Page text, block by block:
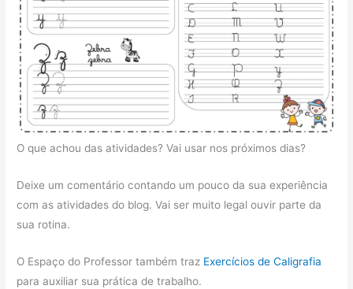
O que achou das atividades? Vai usar nos próximos dias?
Deixe um comentário contando um pouco da sua experiência
com as atividades do blog. Vai ser muito legal ouvir parte da
sua rotina.
O Espaço do Professor também traz Exercícios de Caligrafia
para auxiliar sua prática de trabalho.